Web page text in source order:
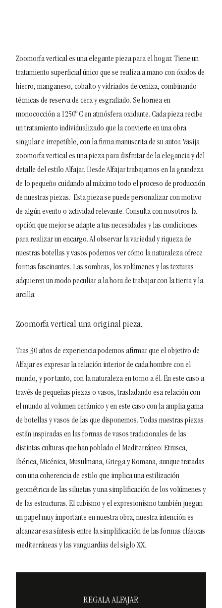
Zoomorfa vertical es una elegante pieza para el hogar. Tiene un
tratamiento superficial único que se realiza a mano con óxidos de
hierro, manganeso, cobalto y vidriados de ceniza, combinando
técnicas de reserva de cera y esgrafiado. Se hornea en
monococción a 1250º C en atmósfera oxidante. Cada pieza recibe
un tratamiento individualizado que la convierte en una obra
singular e irrepetible, con la firma manuscrita de su autor. Vasija
zoomorfa vertical es una pieza para disfrutar de la elegancia y del
detalle del estilo Alfajar. Desde Alfajar trabajamos en la grandeza
de lo pequeño cuidando al máximo todo el proceso de producción
de nuestras piezas. Esta pieza se puede personalizar con motivo
de algún evento o actividad relevante. Consulta con nosotros la
opción que mejor se adapte a tus necesidades y las condiciones
para realizar un encargo. Al observar la variedad y riqueza de
nuestras botellas y vasos podemos ver cómo la naturaleza ofrece
formas fascinantes. Las sombras, los volúmenes y las texturas
adquieren un modo peculiar a la hora de trabajar con la tierra y la
arcilla.
Zoomorfa vertical una original pieza.
Tras 30 años de experiencia podemos afirmar que el objetivo de
Alfajar es expresar la relación interior de cada hombre con el
mundo, y por tanto, con la naturaleza en torno a él. En este caso a
través de pequeñas piezas o vasos, trasladando esa relación con
el mundo al volumen cerámico y en este caso con la amplia gama
de botellas y vasos de las que disponemos. Todas nuestras piezas
están inspiradas en las formas de vasos tradicionales de las
distintas culturas que han poblado el Mediterráneo: Etrusca,
Ibérica, Micénica, Musulmana, Griega y Romana, aunque tratadas
con una coherencia de estilo que implica una estilización
geométrica de las siluetas y una simplificación de los volúmenes y
de las estructuras. El cubismo y el expresionismo también juegan
un papel muy importante en nuestra obra, nuestra intención es
alcanzar esa síntesis entre la simplificación de las formas clásicas
mediterráneas y las vanguardias del siglo XX.
REGALA ALFAJAR